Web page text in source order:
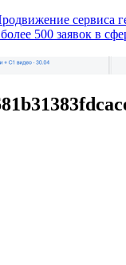
сервиса
500 заявок в